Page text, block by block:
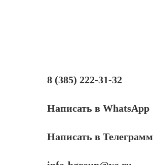
8 (385) 222-31-32
Написать в WhatsApp
Написать в Телеграмм